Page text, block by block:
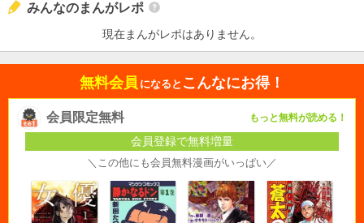
みんなのまんがレポ
現在まんがレポはありません。
無料会員 になると こんなにお得！
会員限定無料 もっと無料が読める！
会員登録で無料増量
＼この他にも会員無料漫画がいっぱい／